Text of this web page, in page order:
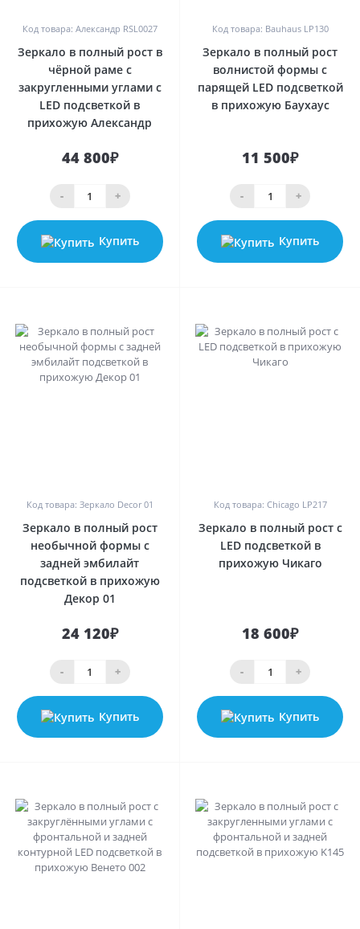
Код товара: Александр RSL0027
Зеркало в полный рост в
чёрной раме с
закругленными углами с
LED подсветкой в
прихожую Александр
44 800₽
- +
Купить
Код товара: Bauhaus LP130
Зеркало в полный рост
волнистой формы с
парящей LED подсветкой
в прихожую Баухаус
11 500₽
- +
Купить
Код товара: Зеркало Decor 01
Зеркало в полный рост
необычной формы с
задней эмбилайт
подсветкой в прихожую
Декор 01
24 120₽
- +
Купить
Код товара: Chicago LP217
Зеркало в полный рост с
LED подсветкой в
прихожую Чикаго
18 600₽
- +
Купить